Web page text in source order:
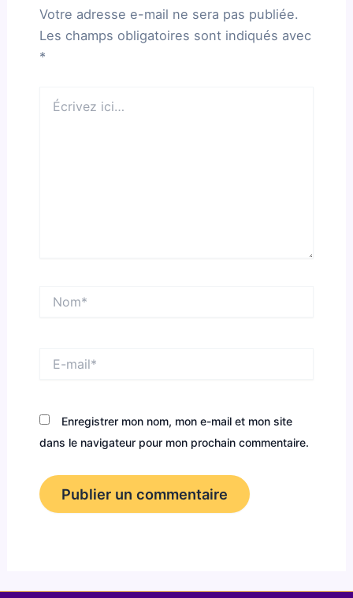
Votre adresse e-mail ne sera pas publiée.
Les champs obligatoires sont indiqués avec
*
ici…
mail*
Enregistrer mon nom, mon e-mail et mon site
dans le navigateur pour mon prochain commentaire.